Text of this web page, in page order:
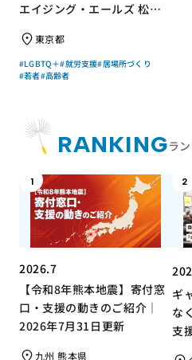
エイジング・エールズ 松中
慶子さん【聞き手】
東京都
#LGBTQ＋#就労支援#居場所づくり
#若者#高齢者
RANKINGラ
1
2026.7
【令和8年熊本地震】寄付窓
口・支援の動きのご紹介｜
2026年7月31日更新
九州 熊本県
2
ギ
な
支